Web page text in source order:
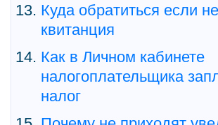
Куда обратиться если
квитанция
Как в Личном кабинете
налогоплательщика
налог